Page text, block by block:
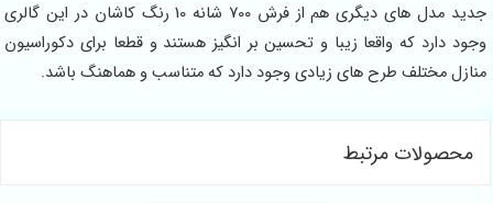
جدید مدل های دیگری هم از فرش 700 شانه 10 رنگ کاشان در این گالری
وجود دارد که واقعا زیبا و تحسین بر انگیز هستند و قطعا برای دکوراسیون
منازل مختلف طرح های زیادی وجود دارد که متناسب و هماهنگ باشد.
محصولات مرتبط